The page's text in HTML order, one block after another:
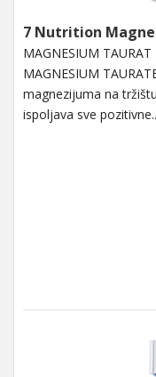
7 Nutrition
MAGNESIUM
MAGNESIUM
magnezijuma na
ispoljava sve